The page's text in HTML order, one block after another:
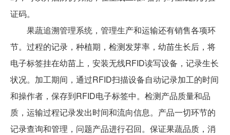
证码。
果蔬追溯管理系统，管理生产和运输还有销售各项环
节。过程的记录，种植期，检测发芽率，幼苗生长后，将
电子标签挂在幼苗上，安装无线RFID读写设备，记录生长
状况。加工期间，通过RFID扫描设备自动记录加工的时间
和操作者，保存到RFID电子标签中。检测产品质量和品
质，运输过程记录发出时间和流向信息。产品一切环节的
记录查询和管理，问题产品进行召回。保证果蔬品质，消